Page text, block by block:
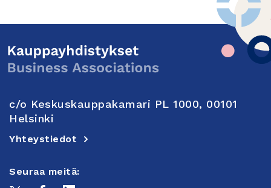
c/o Keskuskauppakamari PL 1000, 00101
Helsinki
Yhteystiedot
Seuraa meitä: